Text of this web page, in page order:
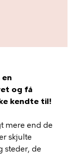
en
og få
kendte til!
mere end de
skjulte
steder, de